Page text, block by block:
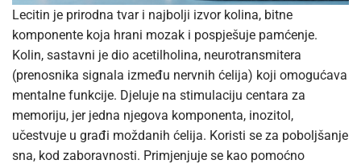
Lecitin je prirodna tvar i najbolji izvor kolina, bitne
komponente koja hrani mozak i pospješuje pamćenje.
Kolin, sastavni je dio acetilholina, neurotransmitera
(prenosnika signala između nervnih ćelija) koji omogućava
mentalne funkcije. Djeluje na stimulaciju centara za
memoriju, jer jedna njegova komponenta, inozitol,
učestvuje u građi moždanih ćelija. Koristi se za poboljšanje
sna, kod zaboravnosti. Primjenjuje se kao pomoćno